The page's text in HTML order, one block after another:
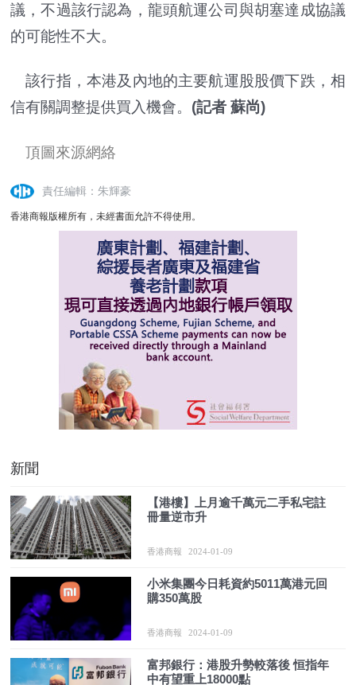
議，不過該行認為，龍頭航運公司與胡塞達成協議
的可能性不大。
該行指，本港及內地的主要航運股股價下跌，相
信有關調整提供買入機會。 (記者 蘇尚)
頂圖來源網絡
責任編輯：朱輝豪
香港商報版權所有，未經書面允許不得使用。
新聞
【港樓】上月逾千萬元二手私宅註
冊量逆市升
香港商報 2024-01-09
小米集團今日耗資約5011萬港元回
購350萬股
香港商報 2024-01-09
富邦銀行：港股升勢較落後 恒指年
中有望重上18000點